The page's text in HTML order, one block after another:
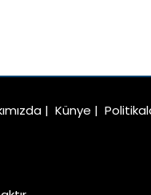
| Künye |